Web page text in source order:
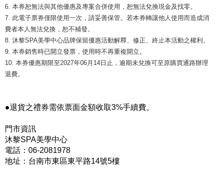
6. 本券恕無法與其他優惠及專案合併使用，恕無法兌換現金及找零。
7. 此電子票券僅限使用一次，請妥善保管。若本券轉讓他人使用而造成消
費者本人無法兌換，恕不補發。
8. 沐黎SPA美學中心品牌保留優惠活動解釋、修正、終止本活動之權利。
9. 本券銷售時已開立發票，使用時不再重複開立。
10. 本券優惠期限至2027年06月14日止，逾期未兌換可至原購買通路辦理
退費。
●退貨之禮券需依票面金額收取3%手續費。
門市資訊
沐黎SPA美學中心
電話：06-2081978
地址：台南市東區東平路14號5樓